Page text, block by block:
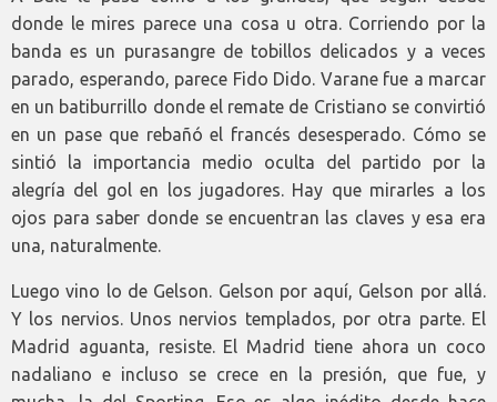
donde le mires parece una cosa u otra. Corriendo por la
banda es un purasangre de tobillos delicados y a veces
parado, esperando, parece Fido Dido. Varane fue a marcar
en un batiburrillo donde el remate de Cristiano se convirtió
en un pase que rebañó el francés desesperado. Cómo se
sintió la importancia medio oculta del partido por la
alegría del gol en los jugadores. Hay que mirarles a los
ojos para saber donde se encuentran las claves y esa era
una, naturalmente.
Luego vino lo de Gelson. Gelson por aquí, Gelson por allá.
Y los nervios. Unos nervios templados, por otra parte. El
Madrid aguanta, resiste. El Madrid tiene ahora un coco
nadaliano e incluso se crece en la presión, que fue, y